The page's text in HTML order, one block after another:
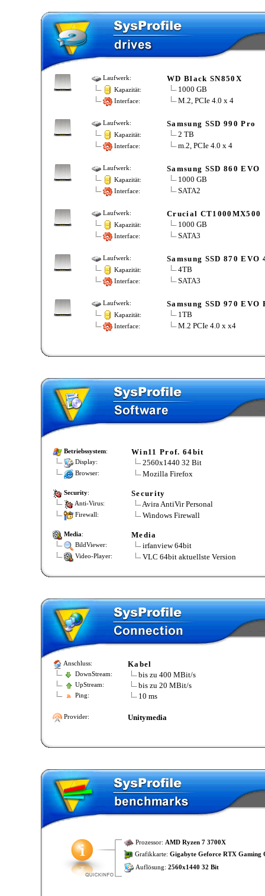
Laufwerk: WD Black SN850X
Kapazität: 1000 GB
Interface: M.2, PCIe 4.0 x 4
Laufwerk: Samsung SSD 990 Pro
Kapazität: 2 TB
Interface: m.2, PCIe 4.0 x 4
Laufwerk: Samsung SSD 860 EVO
Kapazität: 1000 GB
Interface: SATA2
Laufwerk: Crucial CT1000MX500
Kapazität: 1000 GB
Interface: SATA3
Laufwerk: Samsung SSD 870 EVO
Kapazität: 4TB
Interface: SATA3
Laufwerk: Samsung SSD 970 EVO
Kapazität: 1TB
Interface: M.2 PCIe 4.0 x x4
Betriebssystem: Win11 Prof. 64bit
Display: 2560x1440 32 Bit
Browser: Mozilla Firefox
Security: Security
Anti-Virus: Avira AntiVir Personal
Firewall: Windows Firewall
Media: Media
BildViewer: irfanview 64bit
Video-Player: VLC 64bit aktuellste Version
Anschluss: Kabel
DownStream: bis zu 400 MBit/s
UpStream: bis zu 20 MBit/s
Ping: 10 ms
Provider: Unitymedia
Prozessor: AMD Ryzen 7 3700X
Grafikkarte: Gigabyte Geforce RTX Gaming
Auflösung: 2560x1440 32 Bit